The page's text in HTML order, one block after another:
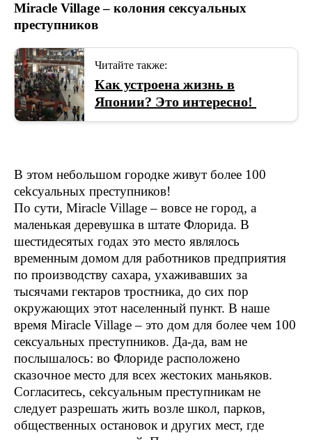
Miracle Village – колония сексуальных
преступников
Читайте также:
Как устроена жизнь в
Японии? Это интересно!
В этом небольшом городке живут более 100
сеkсуальных преступников!
По сути, Miracle Village – вовсе не город, а
маленькая деревушка в штате Флорида. В
шестидесятых годах это место являлось
временным домом для работников предприятия
по производству сахара, ухаживавших за
тысячами гектаров тростника, до сих пор
окружающих этот населенный пункт. В наше
время Miracle Village – это дом для более чем 100
сексуальных преступников. Да-да, вам не
послышалось: во Флориде расположено
сказочное место для всех жестоких маньяков.
Согласитесь, сеkсуальным преступникам не
следует разрешать жить возле школ, парков,
общественных остановок и других мест, где